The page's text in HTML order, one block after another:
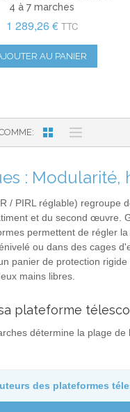
4 à 7 marches
1 289,26 € TTC
AU PANIER
:
/ PIRL réglable) regroupe
et du second œuvre.
permettent de régler
ou dans des cages
panier de protection
mains libres.
plateforme
détermine la plage
des plateformes